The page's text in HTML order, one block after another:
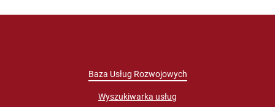
Baza Usług Rozwojowych
Wyszukiwarka usług